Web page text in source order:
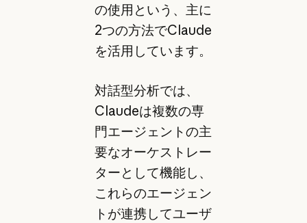
の使用という、主に
2つの方法でClaude
を活用しています。
対話型分析では、
Claudeは複数の専
門エージェントの主
要なオーケストレー
ターとして機能し、
これらのエージェン
トが連携してユーザ